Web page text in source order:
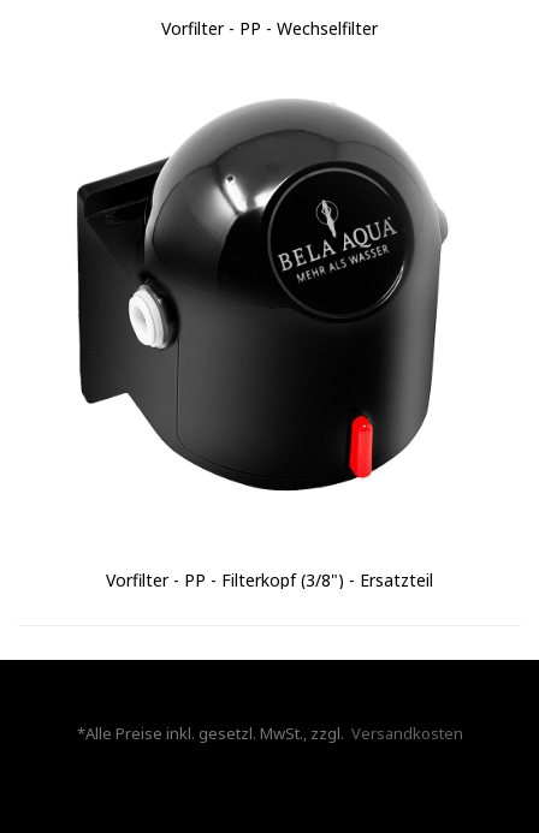
Vorfilter - PP - Wechselfilter
Vorfilter - PP - Filterkopf (3/8") - Ersatzteil
*Alle Preise inkl. gesetzl. MwSt., zzgl. Versandkosten